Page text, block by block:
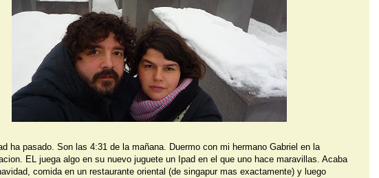
ha pasado. Son las 4:31 de la mañana. Duermo con mi hermano Gabriel en la
EL juega algo en su nuevo juguete un Ipad en el que uno hace maravillas. Acaba
comida en un restaurante oriental (de singapur mas exactamente) y luego